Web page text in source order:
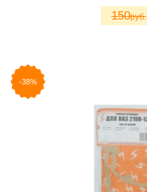
150руб.
-38%